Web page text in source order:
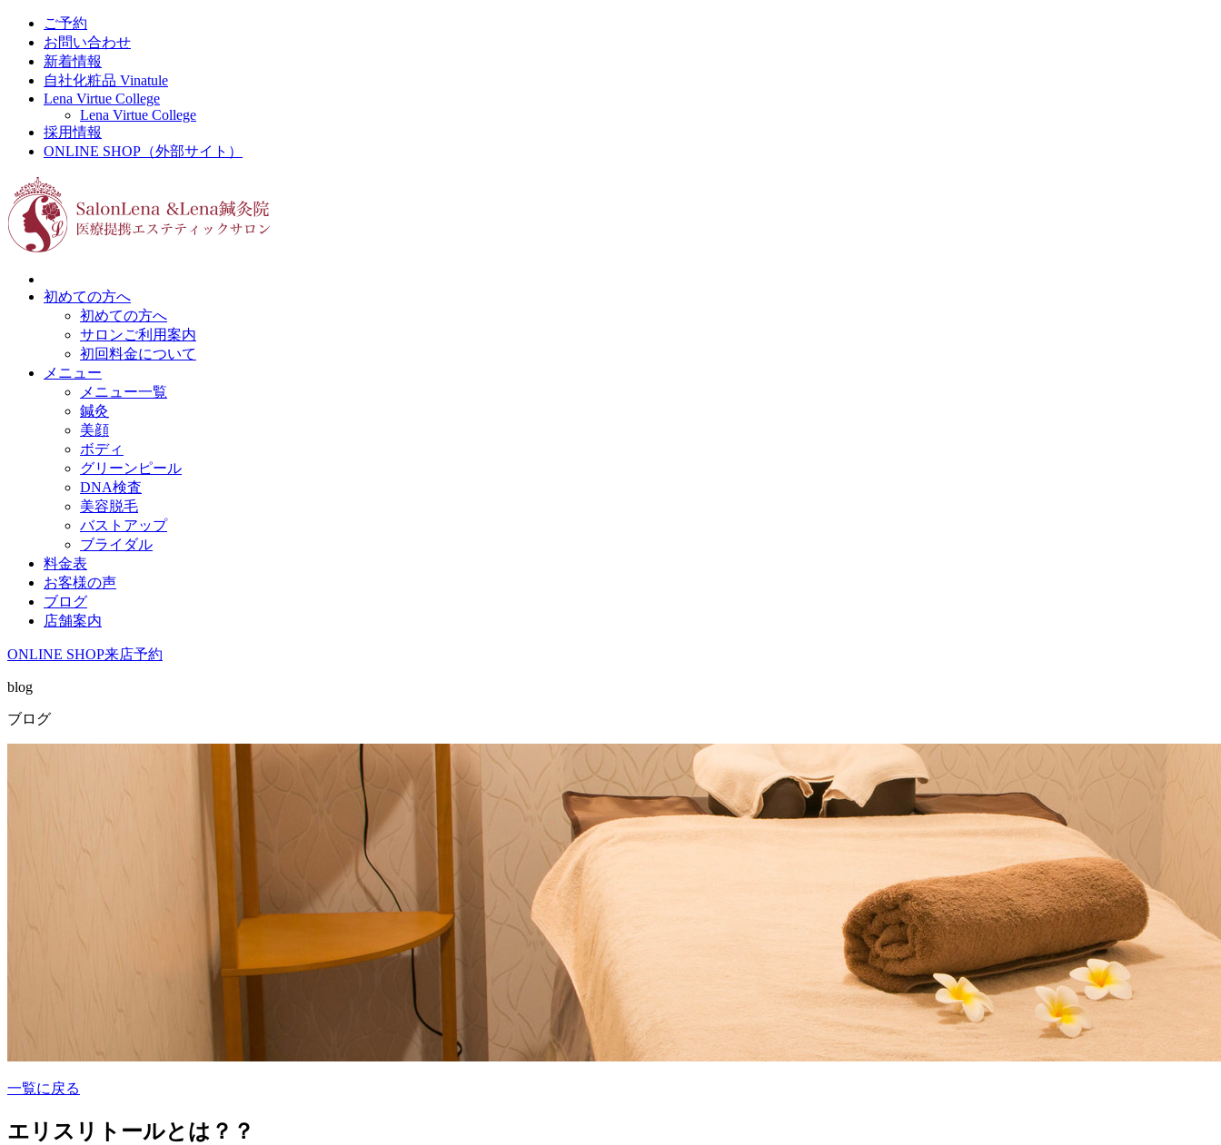
ご予約
お問い合わせ
新着情報
自社化粧品 Vinatule
Lena Virtue College
Lena Virtue College
採用情報
ONLINE SHOP（外部サイト）
初めての方へ
初めての方へ
サロンご利用案内
初回料金について
メニュー
メニュー一覧
鍼灸
美顔
ボディ
グリーンピール
DNA検査
美容脱毛
バストアップ
ブライダル
料金表
お客様の声
ブログ
店舗案内
ONLINE SHOP来店予約
blog
ブログ
一覧に戻る
エリスリトールとは？？